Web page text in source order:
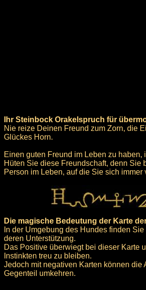
Ihr Steinbock Orakelspruch für
Nie reize Deinen Freund zum Zorn, die
Glückes Horn.
Einen guten Freund im Leben zu haben,
Hüten Sie diese Freundschaft, denn Sie
Person im Leben, auf die Sie sich immer
Die magische Bedeutung der Karte
In der Umgebung des Hundes finden
deren Unterstützung.
Das Positive überwiegt bei dieser Karte
Instinkten treu zu bleiben.
Jedoch mit negativen Karten können die
Gegenteil umkehren.